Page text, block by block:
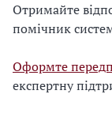
Отримайте
помічник
Оформте
експертну